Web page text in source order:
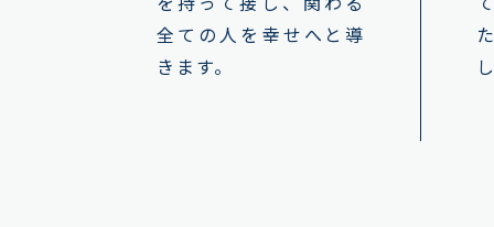
全ての人を幸せへと導
きます。